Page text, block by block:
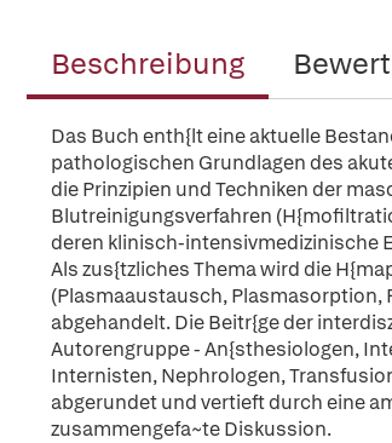
Beschreibung
Das Buch enth{lt eine aktuelle
pathologischen Grundlagen des
die Prinzipien und Techniken der
Blutreinigungsverfahren
deren klinisch-intensivmedizinische
Als zus{tzliches Thema wird die
(Plasmaaustausch, Plasmasorption,
abgehandelt. Die Beitr{ge der
Autorengruppe - An{sthesiologen,
Internisten, Nephrologen,
abgerundet und vertieft durch eine
zusammengefa~te Diskussion.